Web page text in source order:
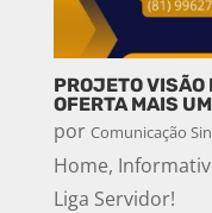
PROJETO
OFERTA MAIS
por Comunicação
Home,
Liga Servidor!